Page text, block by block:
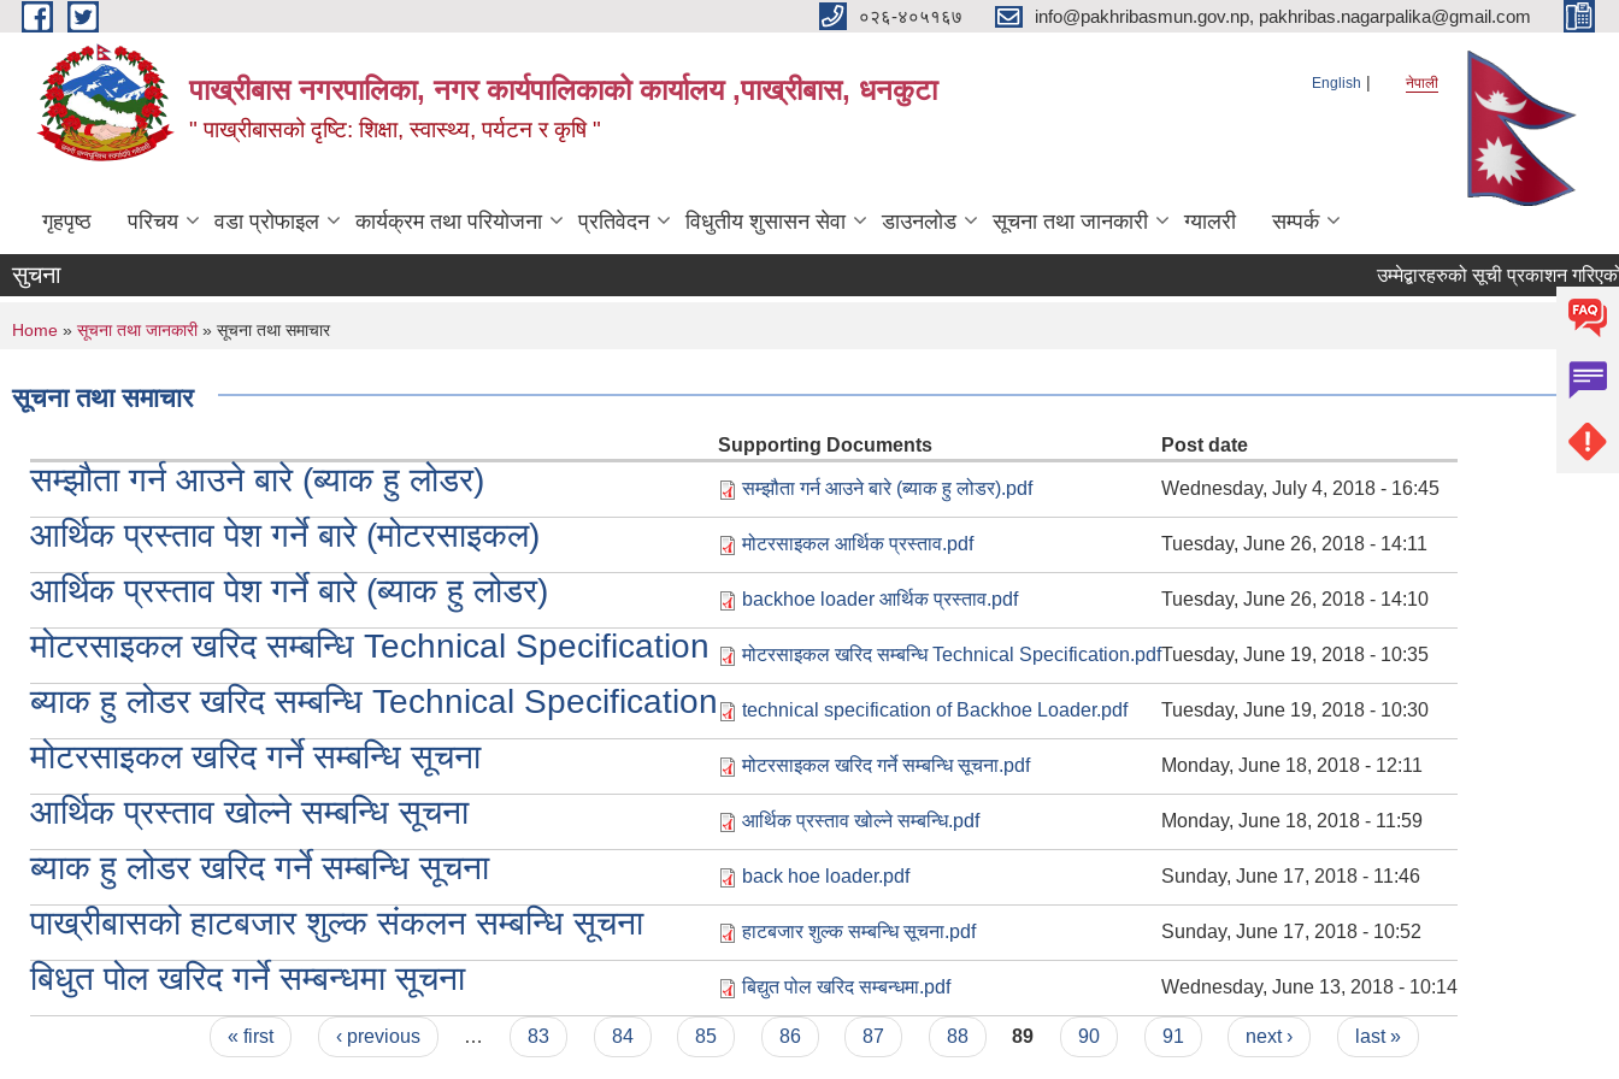
Skip to main content ०२६-४०५१६७ info@pakhribasmun.gov.np, pakhribas.nagarpalika@gmail.com
पाख्रीबास नगरपालिका, नगर कार्यपालिकाको कार्यालय ,पाख्रीबास, धनकुटा
" पाख्रीबासको दृष्टि: शिक्षा, स्वास्थ्य, पर्यटन र कृषि "
English नेपाली
गृहपृष्ठ परिचय वडा प्रोफाइल कार्यक्रम तथा परियोजना प्रतिवेदन विधुतीय शुसासन सेवा डाउनलोड सूचना तथा जानकारी ग्यालरी सम्पर्क
सुचना उम्मेद्बारहरुको सूची प्रकाशन
You are here
Home » सूचना तथा जानकारी» सूचना तथा समाचार
सूचना तथा समाचार
Supporting Documents Post date
सम्झौता गर्न आउने बारे (ब्याक हु लोडर) सम्झौता गर्न आउने बारे (ब्याक हु लोडर).pdf Wednesday, July 4, 2018 - 16:45
आर्थिक प्रस्ताव पेश गर्ने बारे (मोटरसाइकल) मोटरसाइकल आर्थिक प्रस्ताव.pdf Tuesday, June 26, 2018 - 14:11
आर्थिक प्रस्ताव पेश गर्ने बारे (ब्याक हु लोडर) backhoe loader आर्थिक प्रस्ताव.pdf Tuesday, June 26, 2018 - 14:10
मोटरसाइकल खरिद सम्बन्धि Technical Specification मोटरसाइकल खरिद सम्बन्धि Technical Specification.pdfTuesday, June 19, 2018 - 10:35
ब्याक हु लोडर खरिद सम्बन्धि Technical Specification technical specification of Backhoe Loader.pdf Tuesday, June 19, 2018 - 10:30
मोटरसाइकल खरिद गर्ने सम्बन्धि सूचना मोटरसाइकल खरिद गर्ने सम्बन्धि सूचना.pdf Monday, June 18, 2018 - 12:11
आर्थिक प्रस्ताव खोल्ने सम्बन्धि सूचना आर्थिक प्रस्ताव खोल्ने सम्बन्धि.pdf Monday, June 18, 2018 - 11:59
ब्याक हु लोडर खरिद गर्ने सम्बन्धि सूचना back hoe loader.pdf Sunday, June 17, 2018 - 11:46
पाख्रीबासको हाटबजार शुल्क संकलन सम्बन्धि सूचना हाटबजार शुल्क सम्बन्धि सूचना.pdf Sunday, June 17, 2018 - 10:52
बिधुत पोल खरिद गर्ने सम्बन्धमा सूचना बिद्युत पोल खरिद सम्बन्धमा.pdf Wednesday, June 13, 2018 - 10:14
« first ‹ previous … 83 84 85 86 87 88 89 90 91 next › last »